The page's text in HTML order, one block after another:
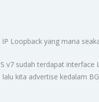
Loopback yang mana
v7 sudah terdapat
kita advertise kedalam